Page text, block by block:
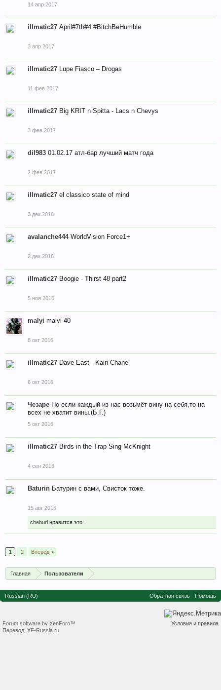
14 апр 2017
illmatic27 April#7th#4 #BitchBeHumble
3 апр 2017
illmatic27 Lupe Fiasco – Drogas
11 фев 2017
illmatic27 Big KRIT n Spitta - Lacs n Chevys
3 фев 2017
dil983 01.02.17 атл-бар лучший матч года
2 фев 2017
illmatic27 el classico state of mind
3 дек 2016
avalanche444 WorldVision Force1+
2 дек 2016
illmatic27 Boogie - Thirst 48 part2
5 ноя 2016
malyi malyi 40
8 окт 2016
illmatic27 Dave East - Kairi Chanel
6 окт 2016
Чезаре Но если каждый из нас возьмёт вину на себя,то на
всех не хватит вины.(Б.Г.)
5 окт 2016
illmatic27 Birds in the Trap Sing McKnight
4 сен 2016
Baturin Батурин с вами, Свисток тоже.
15 авг 2016
cheburl нравится это.
1 2 Вперёд >
Главная Пользователи
Russian (RU) Обратная связь Помощь
Условия и правила
Forum software by XenForo™
Перевод: XF-Russia.ru